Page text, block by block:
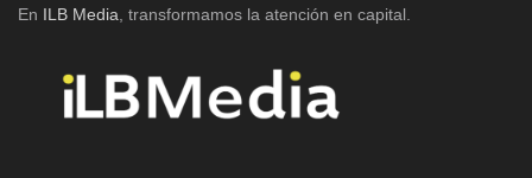
En ILB Media , transformamos la atención en capital.